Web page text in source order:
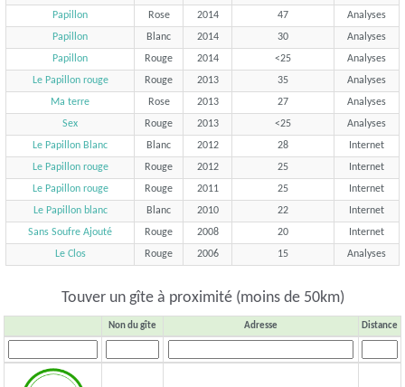
Papillon
Rose 2014 47
Analyses
Papillon
Blanc 2014 30
Analyses
Papillon
Rouge 2014 <25
Analyses
Le Papillon rouge
Rouge 2013 35
Analyses
Ma terre
Rose 2013 27
Analyses
Sex
Rouge 2013 <25
Analyses
Le Papillon Blanc
Blanc 2012 28
Internet
Le Papillon rouge
Rouge 2012 25
Internet
Le Papillon rouge
Rouge 2011 25
Internet
Le Papillon blanc
Blanc 2010 22
Internet
Sans Soufre Ajouté
Rouge 2008 20
Internet
Le Clos
Rouge 2006 15 Analyses
Touver un gîte à proximité (moins de 50km)
Non du gîte Adresse Distance